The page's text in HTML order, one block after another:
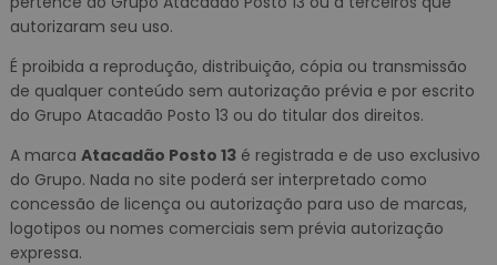
autorizaram seu uso.
É proibida a reprodução, distribuição, cópia ou transmissão
de qualquer conteúdo sem autorização prévia e por escrito
do Grupo Atacadão Posto 13 ou do titular dos direitos.
A marca Atacadão Posto 13é registrada e de uso exclusivo
do Grupo. Nada no site poderá ser interpretado como
concessão de licença ou autorização para uso de marcas,
logotipos ou nomes comerciais sem prévia autorização
expressa.